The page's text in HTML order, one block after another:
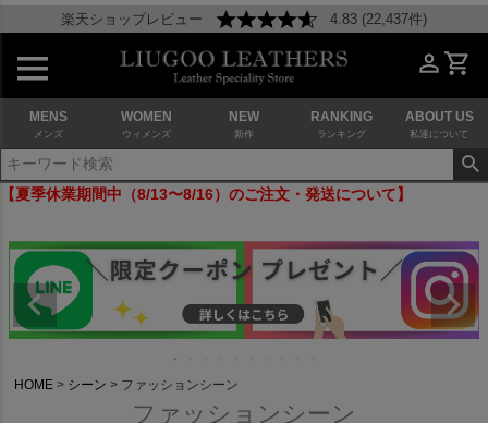
楽天ショップレビュー 4.83 (22,437件)
MENS
メンズ
WOMEN
ウィメンズ
NEW
新作
RANKING
ランキング
ABOUT US
私達について
【夏季休業期間中（8/13〜8/16）のご注文・発送について】
HOME シーン ファッションシーン
ファッションシーン